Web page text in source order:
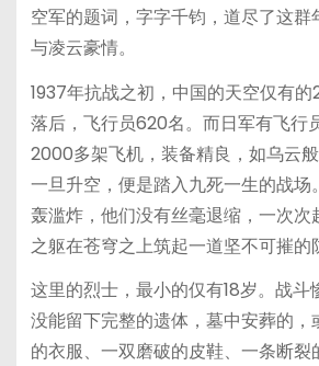
空军的题词，字字千钧，道尽了这群
与凌云豪情。
1937年抗战之初，中国的天空仅有
落后，飞行员620名。而日军有飞行
2000多架飞机，装备精良，如乌云
一旦升空，便是踏入九死一生的战场
轰滥炸，他们没有丝毫退缩，一次次
之躯在苍穹之上筑起一道坚不可摧的
这里的烈士，最小的仅有18岁。战斗
没能留下完整的遗体，墓中安葬的，
的衣服、一双磨破的皮鞋、一条断裂